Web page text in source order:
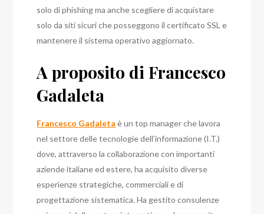
solo di phishing ma anche scegliere di acquistare
solo da siti sicuri che posseggono il certificato SSL e
mantenere il sistema operativo aggiornato.
A proposito di Francesco
Gadaleta
Francesco Gadaleta è un top manager che lavora
nel settore delle tecnologie dell’informazione (I.T.)
dove, attraverso la collaborazione con importanti
aziende italiane ed estere, ha acquisito diverse
esperienze strategiche, commerciali e di
progettazione sistematica. Ha gestito consulenze